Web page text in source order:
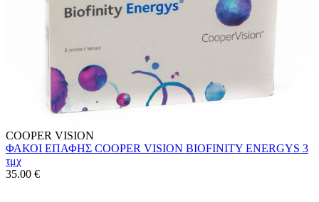
COOPER VISION
ΦΑΚΟΙ ΕΠΑΦΗΣ COOPER VISION BIOFINITY ENERGYS 3
τμχ
35.00 €